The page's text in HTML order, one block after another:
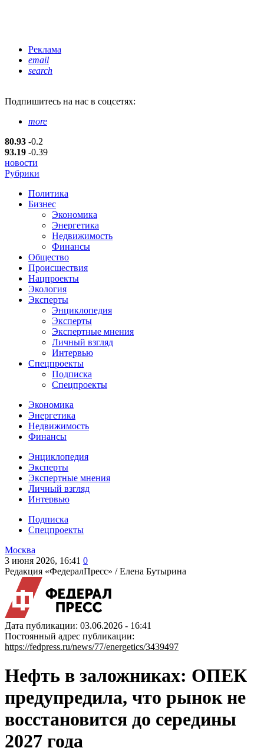
Реклама
email
search
Подпишитесь на нас в соцсетях:
more
80.93 -0.2
93.19 -0.39
новости
Рубрики
Политика
Бизнес
Экономика
Энергетика
Недвижимость
Финансы
Общество
Происшествия
Нацпроекты
Экология
Эксперты
Энциклопедия
Эксперты
Экспертные мнения
Личный взгляд
Интервью
Спецпроекты
Подписка
Спецпроекты
Экономика
Энергетика
Недвижимость
Финансы
Энциклопедия
Эксперты
Экспертные мнения
Личный взгляд
Интервью
Подписка
Спецпроекты
Москва
3 июня 2026, 16:41 0
Редакция «ФедералПресс» /Елена Бутырина
Дата публикации: 03.06.2026 - 16:41
Постоянный адрес публикации:
https://fedpress.ru/news/77/energetics/3439497
Нефть в заложниках: ОПЕК
предупредила, что рынок не
восстановится до середины
2027 года